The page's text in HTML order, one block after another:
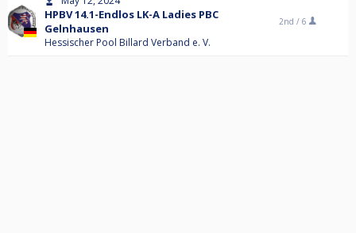
HPBV 14.1-Endlos LK-A Ladies PBC
Gelnhausen
Hessischer Pool Billard Verband e. V.
2nd / 6